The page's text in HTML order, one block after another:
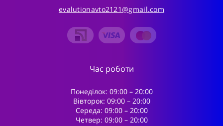
evalutionavto2121@gmail.com
Час роботи
Понеділок: 09:00 – 20:00
Вівторок: 09:00 – 20:00
Середа: 09:00 – 20:00
Четвер: 09:00 – 20:00